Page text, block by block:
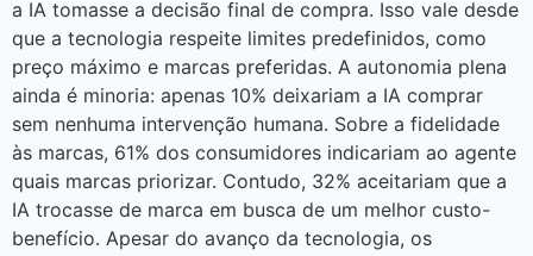
a IA tomasse a decisão final de compra. Isso vale desde
que a tecnologia respeite limites predefinidos, como
preço máximo e marcas preferidas. A autonomia plena
ainda é minoria: apenas 10% deixariam a IA comprar
sem nenhuma intervenção humana. Sobre a fidelidade
às marcas, 61% dos consumidores indicariam ao agente
quais marcas priorizar. Contudo, 32% aceitariam que a
IA trocasse de marca em busca de um melhor custo-
benefício. Apesar do avanço da tecnologia, os